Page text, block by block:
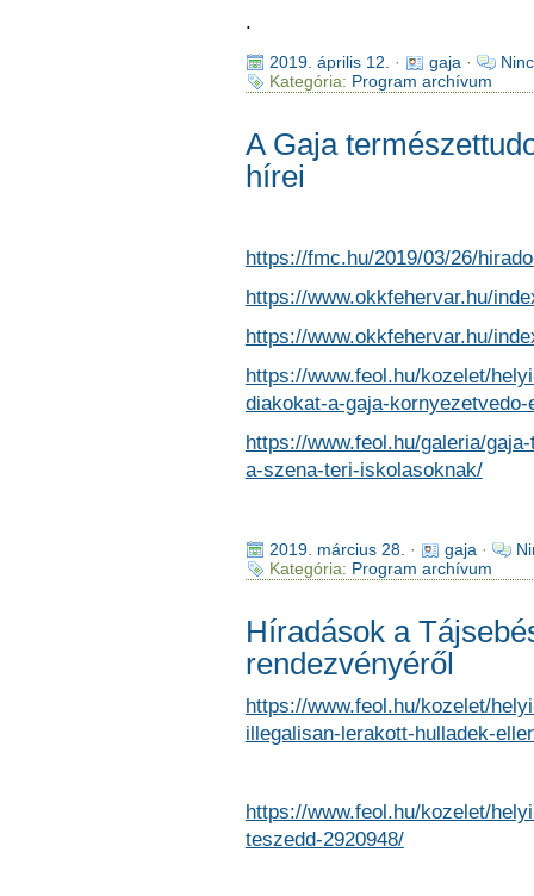
.
2019. április 12. · gaja ·
Kategória: Program archívum
A Gaja
hírei
https://fmc.hu/2019/03/26/
https://www.okkfehervar.hu/
https://www.okkfehervar.hu/
https://www.feol.hu/kozelet/
diakokat-a-gaja-
https://www.feol.hu/galeria/
a-szena-teri-iskolasoknak/
2019. március 28. · gaja ·
Kategória: Program archívum
Híradások a
rendezvényéről
https://www.feol.hu/kozelet/
illegalisan-lerakott-hulladek-
https://www.feol.hu/kozelet/
teszedd-2920948/